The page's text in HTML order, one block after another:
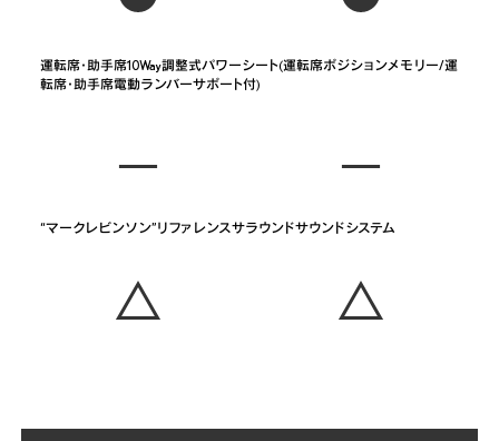
運転席･助手席10Way調整式パワーシート(運転席ポジションメモリー/運
転席･助手席電動ランバーサポート付)
“マークレビンソン”リファレンスサラウンドサウンドシステム